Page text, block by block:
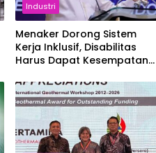
Industri
Menaker Dorong Sistem
Kerja Inklusif, Disabilitas
Harus Dapat Kesempatan